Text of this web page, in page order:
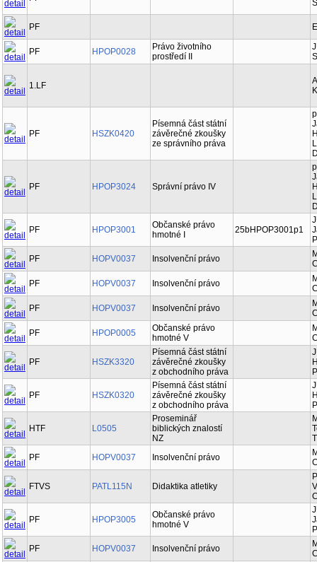
PF
PF HPOP0028
Právo životního
prostředí II
1.LF
PF HSZK0420
Písemná část státní
závěrečné zkoušky
ze správního práva
PF HPOP3024 Správní právo IV
PF HPOP3001
Občanské právo
hmotné I
25bHPOP3001p1
PF
HOPV0037 Insolvenční právo
PF
HOPV0037 Insolvenční právo
PF
HOPV0037 Insolvenční právo
PF
HPOP0005
Občanské právo
hmotné V
PF HSZK3320
Písemná část státní
závěrečné zkoušky
z obchodního práva
PF HSZK0320
Písemná část státní
závěrečné zkoušky
z obchodního práva
HTF L0505
Proseminář
biblických znalostí
NZ
PF
HOPV0037 Insolvenční právo
FTVS PATL115N Didaktika atletiky
PF HPOP3005
Občanské právo
hmotné V
PF
HOPV0037 Insolvenční právo